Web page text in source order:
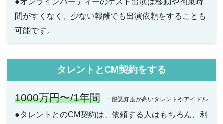
●オンラインパーティーのゲスト出演は移動や拘束時
間がすくなく、少ない報酬でも出演依頼をすることも
可能です。
タレントとCM契約をする
1000万円〜/1年間 一般認知度が高いタレントやアイドル
●タレントとのCM契約は、依頼する人はもちろん、利